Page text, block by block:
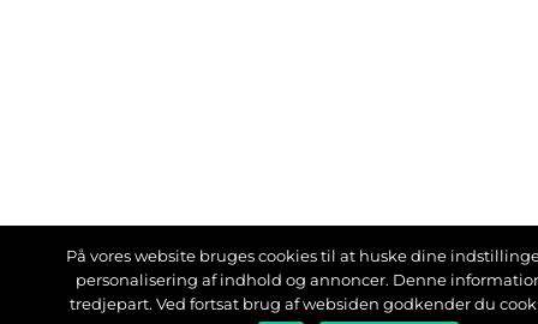
På vores website bruges cookies til at huske dine
personalisering af indhold og annoncer. Denne
tredjepart. Ved fortsat brug af websiden godkender du